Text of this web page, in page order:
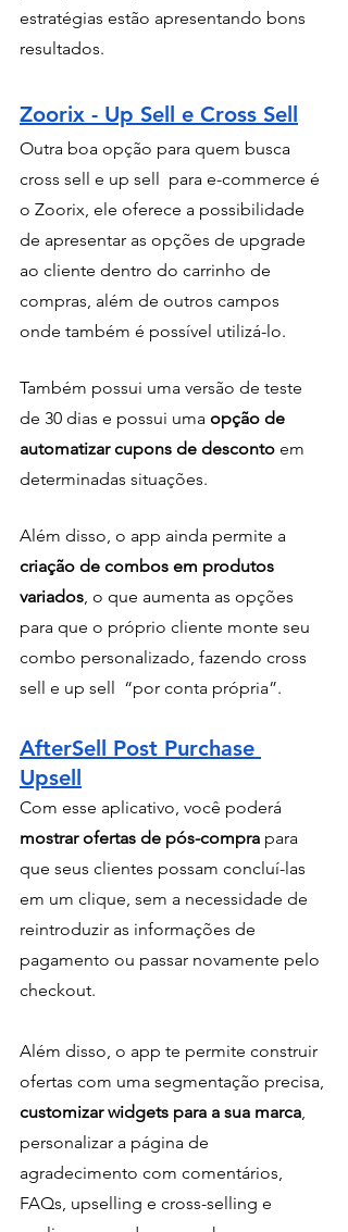
estratégias estão apresentando bons
resultados.
Zoorix - Up Sell e Cross Sell
Outra boa opção para quem busca
cross sell e up sell  para e-commerce é
o Zoorix, ele oferece a possibilidade
de apresentar as opções de upgrade
ao cliente dentro do carrinho de
compras, além de outros campos
onde também é possível utilizá-lo.
Também possui uma versão de teste
de 30 dias e possui uma opção de
automatizar cupons de desconto em
determinadas situações.
Além disso, o app ainda permite a
criação de combos em produtos
variados, o que aumenta as opções
para que o próprio cliente monte seu
combo personalizado, fazendo cross
sell e up sell  “por conta própria”.
AfterSell Post Purchase
Upsell
Com esse aplicativo, você poderá
mostrar ofertas de pós-compra para
que seus clientes possam concluí-las
em um clique, sem a necessidade de
reintroduzir as informações de
pagamento ou passar novamente pelo
checkout.
Além disso, o app te permite construir
ofertas com uma segmentação precisa,
customizar widgets para a sua marca,
personalizar a página de
agradecimento com comentários,
FAQs, upselling e cross-selling e